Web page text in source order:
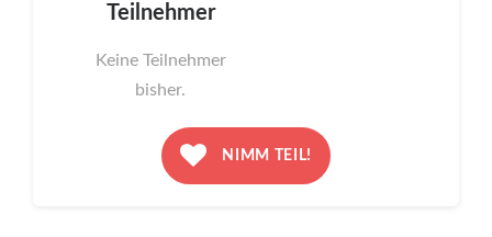
Teilnehmer
Keine Teilnehmer
bisher.
NIMM TEIL!